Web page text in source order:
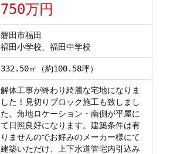
750万円
磐田市福田
福田小学校、福田中学校
332.50㎡（約100.58坪）
解体工事が終わり綺麗な宅地になりま
した！見切りブロック施工も致しまし
た。角地ロケーション・南側が平屋に
て日照良好になります。建築条件は有
りませんのでお好みのメーカー様にて
建築いただけ、上下水道管宅内引込み